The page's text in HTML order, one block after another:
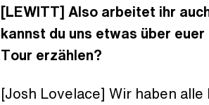
[LEWITT] Also arbeitet ihr
kannst du uns etwas über
Tour erzählen?
[Josh Lovelace] Wir haben